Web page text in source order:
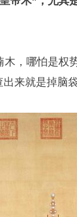
，哪怕是权
来就是掉脑袋